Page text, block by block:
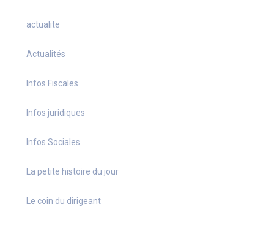
actualite
Actualités
Infos Fiscales
Infos juridiques
Infos Sociales
La petite histoire du jour
Le coin du dirigeant